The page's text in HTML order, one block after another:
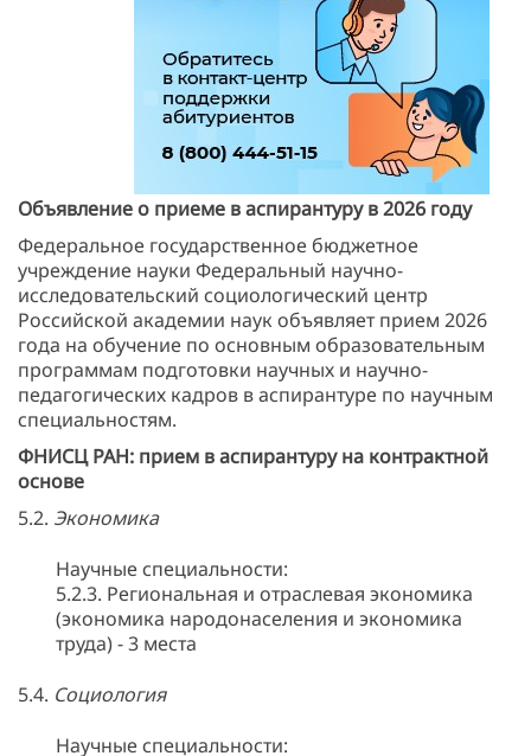
Объявление о приеме в аспирантуру в 2026 году
Федеральное государственное бюджетное
учреждение науки Федеральный научно-
исследовательский социологический центр
Российской академии наук объявляет прием 2026
года на обучение по основным образовательным
программам подготовки научных и научно-
педагогических кадров в аспирантуре по научным
специальностям.
ФНИСЦ РАН: прием в аспирантуру на контрактной
основе
5.2. Экономика
Научные специальности:
5.2.3. Региональная и отраслевая экономика
(экономика народонаселения и экономика
труда) - 3 места
5.4. Социология
Научные специальности: